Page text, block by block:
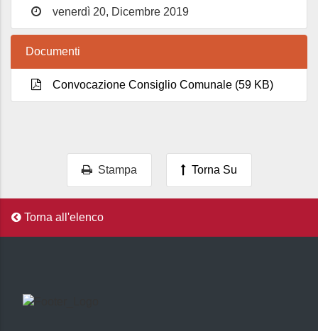
venerdì 20, Dicembre 2019
Documenti
Convocazione Consiglio Comunale (59 KB)
Stampa Torna Su
Torna all'elenco